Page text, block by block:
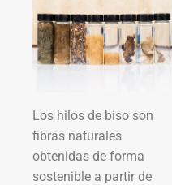
Los hilos de biso son
fibras naturales
obtenidas de forma
sostenible a partir de